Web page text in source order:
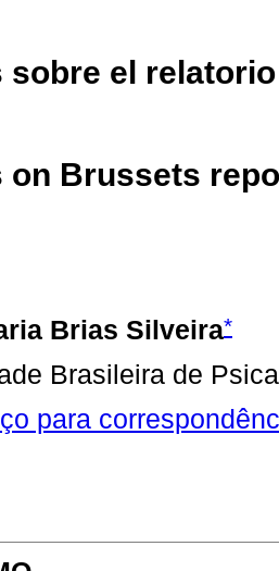
sobre el
on Brussets
Brias Silveira*
Brasileira de
para